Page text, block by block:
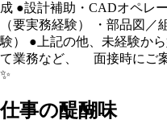
成 ●設計補助・CADオペレ
（要実務経験） ・部品図
験） ●上記の他、未経験か
て業務など、 面接時にご
✨
仕事の醍醐味